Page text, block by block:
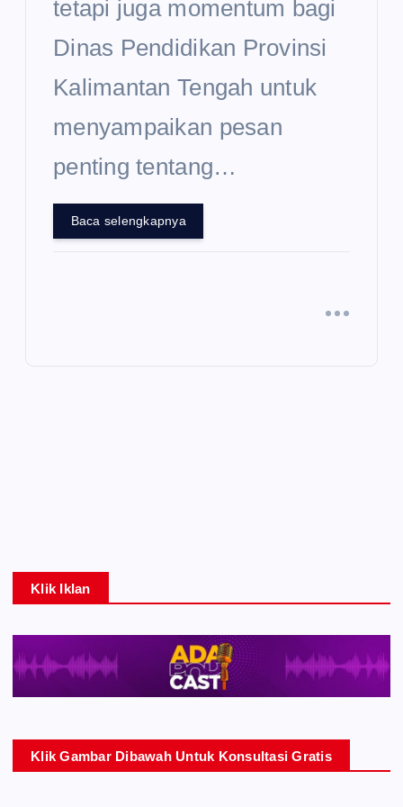
tetapi juga momentum bagi
Dinas Pendidikan Provinsi
Kalimantan Tengah untuk
menyampaikan pesan
penting tentang…
Baca selengkapnya
Klik Iklan
Klik Gambar Dibawah Untuk Konsultasi Gratis